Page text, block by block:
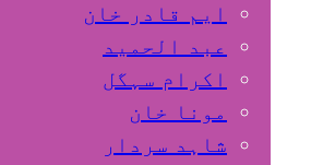
ایم قادر خان
عبد الحمید
اکرام سہگل
مونا خان
شاہد سردار